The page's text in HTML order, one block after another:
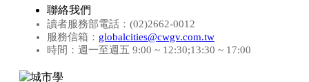
聯絡我們
讀者服務部電話：(02)2662-0012
服務信箱： globalcities@cwgv.com.tw
時間：週一至週五 9:00 ~ 12:30;13:30 ~ 17:00